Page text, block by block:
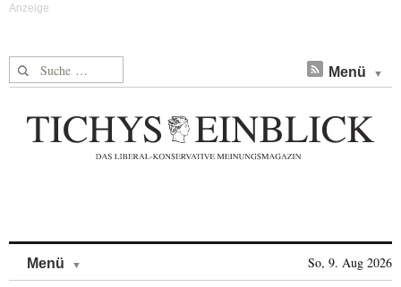
Suche nach: Menü
Menü So, 9. Aug 2026